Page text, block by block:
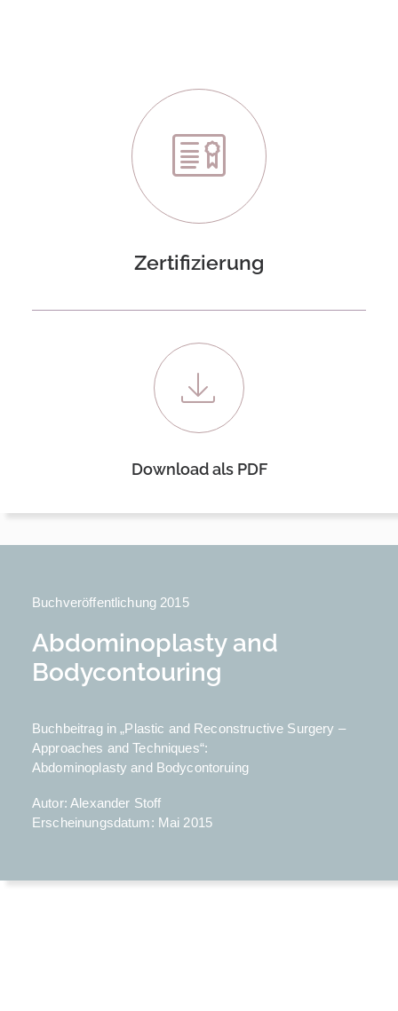
Zertifizierung
Download als PDF
Buchveröffentlichung 2015
Abdominoplasty and
Bodycontouring
Buchbeitrag in „Plastic and Reconstructive Surgery –
Approaches and Techniques“:
Abdominoplasty and Bodycontoruing
Autor: Alexander Stoff
Erscheinungsdatum: Mai 2015